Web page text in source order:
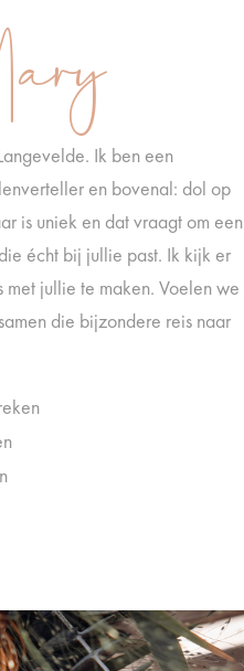
Ik ben een
en bovenal: dol op
is uniek en dat vraagt om een
écht bij jullie past. Ik kijk er
met jullie te maken. Voelen we
die bijzondere reis naar